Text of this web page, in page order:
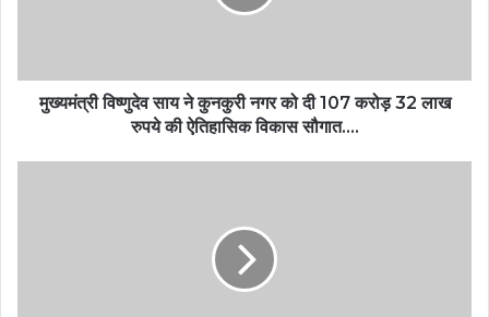
मुख्यमंत्री विष्णुदेव साय ने कुनकुरी नगर को दी 107 करोड़ 32 लाख
रुपये की ऐतिहासिक विकास सौगात….